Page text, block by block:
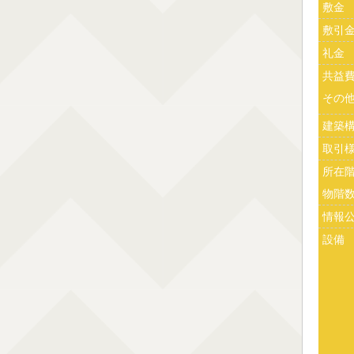
敷金
敷引
礼金
共益
その
建築
取引
所在
物階
情報
設備